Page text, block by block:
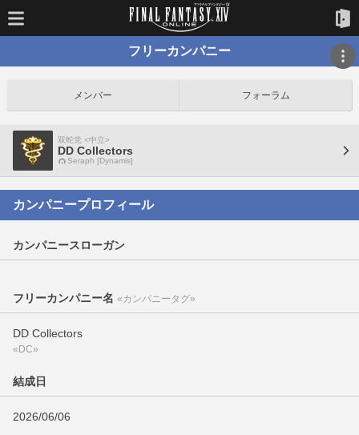
フリーカンパニー
メンバー フォーラム
双蛇党 <中立>
DD Collectors
Seraph [Dynamis]
カンパニープロフィール
カンパニースローガン
フリーカンパニー名 «カンパニータグ»
DD Collectors
«DC»
結成日
2026/06/06